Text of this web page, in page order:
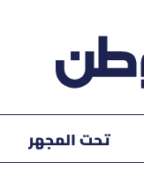
تحت المجهر